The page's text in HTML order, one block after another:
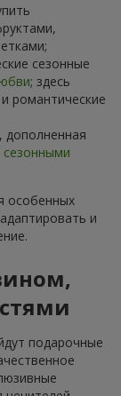
сезонные
; здесь
романтические
дополненная
сезонными
особенных
и
подарочные